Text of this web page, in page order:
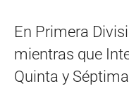
En Primera
mientras que
Quinta y